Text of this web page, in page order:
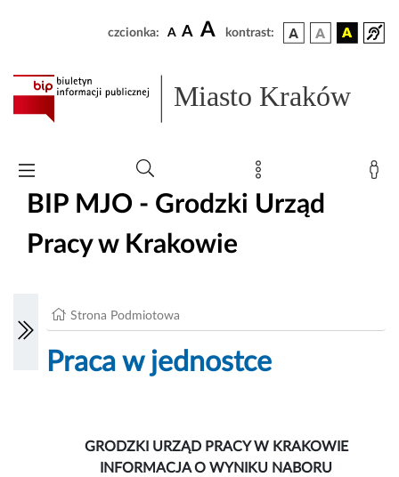
czcionka: A A A kontrast:
Miasto Kraków
BIP MJO - Grodzki Urząd
Pracy w Krakowie
Strona Podmiotowa
Praca w jednostce
GRODZKI URZĄD PRACY W KRAKOWIE
INFORMACJA O WYNIKU NABORU